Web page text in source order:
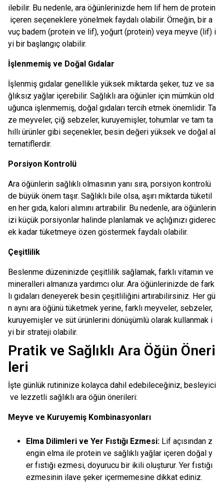
ilebilir. Bu nedenle, ara öğünlerinizde hem lif hem de protein
içeren seçeneklere yönelmek faydalı olabilir. Örneğin, bir a
vuç badem (protein ve lif), yoğurt (protein) veya meyve (lif) i
yi bir başlangıç olabilir.
İşlenmemiş ve Doğal Gıdalar
İşlenmiş gıdalar genellikle yüksek miktarda şeker, tuz ve sa
ğlıksız yağlar içerebilir. Sağlıklı ara öğünler için mümkün old
uğunca işlenmemiş, doğal gıdaları tercih etmek önemlidir. Ta
ze meyveler, çiğ sebzeler, kuruyemişler, tohumlar ve tam ta
hıllı ürünler gibi seçenekler, besin değeri yüksek ve doğal al
ternatiflerdir.
Porsiyon Kontrolü
Ara öğünlerin sağlıklı olmasının yanı sıra, porsiyon kontrolü
de büyük önem taşır. Sağlıklı bile olsa, aşırı miktarda tüketil
en her gıda, kalori alımını artırabilir. Bu nedenle, ara öğünlerin
izi küçük porsiyonlar halinde planlamak ve açlığınızı giderec
ek kadar tüketmeye özen göstermek faydalı olabilir.
Çeşitlilik
Beslenme düzeninizde çeşitlilik sağlamak, farklı vitamin ve
mineralleri almanıza yardımcı olur. Ara öğünlerinizde de fark
lı gıdaları deneyerek besin çeşitliliğini artırabilirsiniz. Her gü
n aynı ara öğünü tüketmek yerine, farklı meyveler, sebzeler,
kuruyemişler ve süt ürünlerini dönüşümlü olarak kullanmak i
yi bir strateji olabilir.
Pratik ve Sağlıklı Ara Öğün Öneri
leri
İşte günlük rutininize kolayca dahil edebileceğiniz, besleyici
ve lezzetli sağlıklı ara öğün önerileri:
Meyve ve Kuruyemiş Kombinasyonları
Elma Dilimleri ve Yer Fıstığı Ezmesi: Lif açısından z
engin elma ile protein ve sağlıklı yağlar içeren doğal y
er fıstığı ezmesi, doyurucu bir ikili oluşturur. Yer fıstığı
ezmesinin ilave şeker içermemesine dikkat ediniz.